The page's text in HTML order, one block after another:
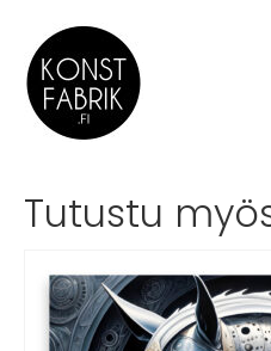
Tutustu